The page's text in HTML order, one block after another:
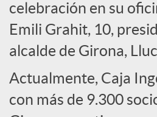
s
S
o
celebración en su
Emili Grahit, 10,
alcalde de Girona,
Actualmente, Caja
con más de 9.300